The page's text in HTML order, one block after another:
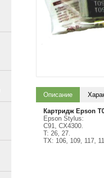
Описание
Картридж Epson
Epson Stylus:
C91, CX4300.
T: 26, 27.
TX: 106, 109, 117,